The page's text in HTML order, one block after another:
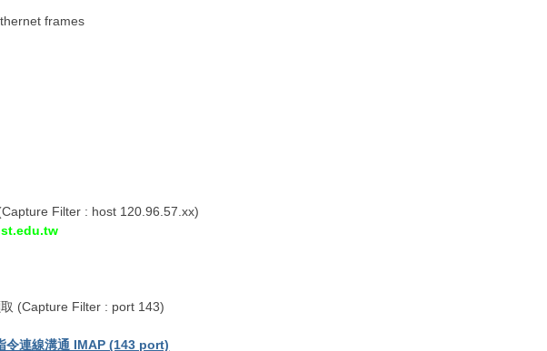
frames
Filter : host 120.96.57.xx)
(Capture Filter : port 143)
令連線溝通 IMAP (143 port)